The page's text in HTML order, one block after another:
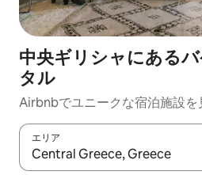
中央ギリシャにある
タル
Airbnbでユニークな宿泊施設を
エリア
検索結果が表示されたら、上下